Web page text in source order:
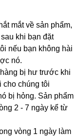
mắt về sản phẩm,
khi bạn đặt
nếu bạn không hài
nó.
bị hư trước khi
cho chúng tôi
bị hỏng. Sản phẩm
2 - 7 ngày kể từ
vòng 1 ngày làm